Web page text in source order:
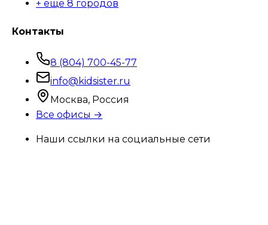
+ еще 8 городов
Контакты
8 (804) 700-45-77
info@kidsister.ru
Москва, Россия
Все офисы →
Наши ссылки на социальные сети